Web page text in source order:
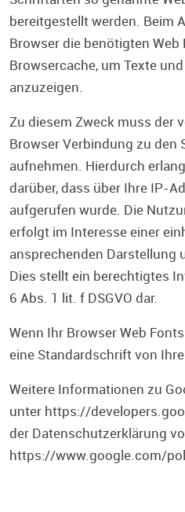
bereitgestellt werden. Beim
Browser die benötigten Web
Browsercache, um Texte
anzuzeigen.
Zu diesem Zweck muss der
Browser Verbindung zu den
aufnehmen. Hierdurch
darüber, dass über Ihre IP-
aufgerufen wurde. Die
erfolgt im Interesse einer
ansprechenden Darstellung
Dies stellt ein berechtigtes
6 Abs. 1 lit. f DSGVO dar.
Wenn Ihr Browser Web
eine Standardschrift von
Weitere Informationen zu
unter https://
der Datenschutzerklärung
https://www.google.com/